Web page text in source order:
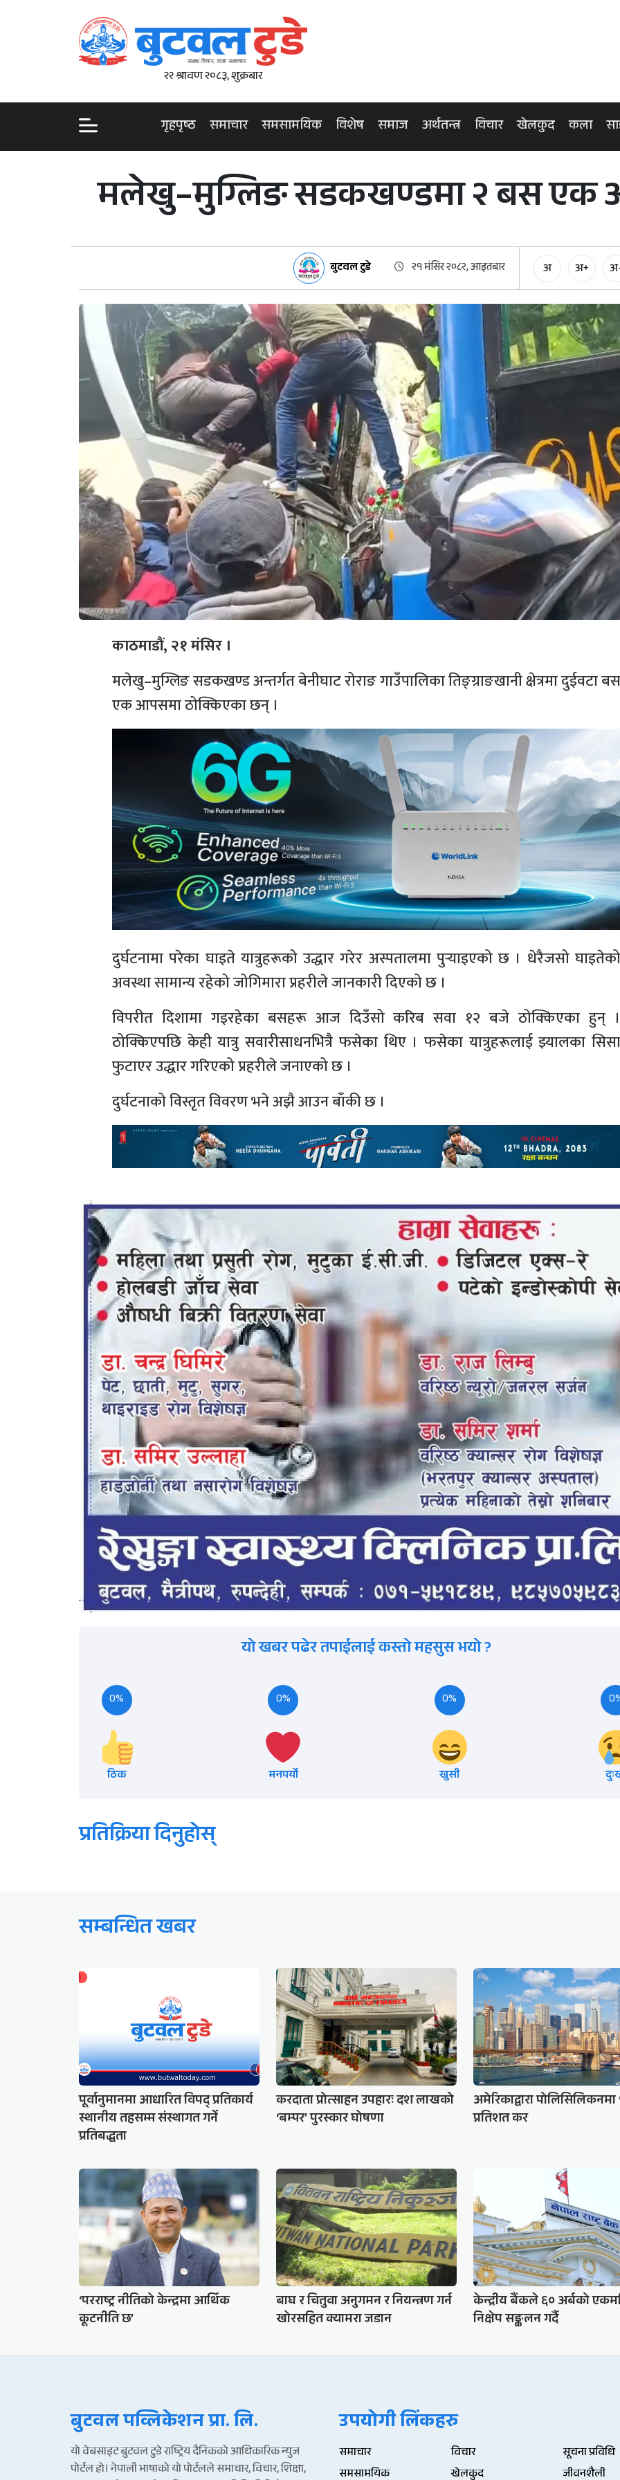
२२ श्रावण २०८३, शुक्रबार
गृहपृष्ठ समाचार समसामयिक विशेष समाज अर्थतन्त्र विचार खेलकुद कला
मलेखु–मुग्लिङ सडकखण्डमा २ बस एक
बुटवल टुडे २१ मंसिर २०८२, आइतबार अ अ+
काठमाडौं, २१ मंसिर ।
मलेखु–मुग्लिङ सडकखण्ड अन्तर्गत बेनीघाट रोराङ गाउँपालिका तिङ्ग्राङखानी क्षेत्रमा दुईवटा बस
एक आपसमा ठोक्किएका छन् ।
दुर्घटनामा परेका घाइते यात्रुहरूको उद्धार गरेर अस्पतालमा पुर्‍याइएको छ । धेरैजसो घाइतेको
अवस्था सामान्य रहेको जोगिमारा प्रहरीले जानकारी दिएको छ ।
विपरीत दिशामा गइरहेका बसहरू आज दिउँसो करिब सवा १२ बजे ठोक्किएका हुन् ।
ठोक्किएपछि केही यात्रु सवारीसाधनभित्रै फसेका थिए । फसेका यात्रुहरूलाई झ्यालका सिसा
फुटाएर उद्धार गरिएको प्रहरीले जनाएको छ ।
दुर्घटनाको विस्तृत विवरण भने अझै आउन बाँकी छ ।
यो खबर पढेर तपाईलाई कस्तो महसुस भयो ?
0%
ठिक
0%
मनपर्यो
0%
खुसी
प्रतिक्रिया दिनुहोस्
सम्बन्धित खबर
पूर्वानुमानमा आधारित विपद् प्रतिकार्य
स्थानीय तहसम्म संस्थागत गर्ने
प्रतिबद्धता
करदाता प्रोत्साहन उपहारः दश लाखको
‘बम्पर’ पुरस्कार घोषणा
अमेरिकाद्वारा
प्रतिशत कर
‘परराष्ट्र नीतिको केन्द्रमा आर्थिक
कूटनीति छ’
बाघ र चितुवा अनुगमन र नियन्त्रण गर्न
खोरसहित क्यामरा जडान
केन्द्रीय बैंकले ६० अर्बको
निक्षेप सङ्कलन गर्दै
बुटवल पव्लिकेशन प्रा. लि.
यो वेबसाइट बुटवल टुडे राष्ट्रिय दैनिकको आधिकारिक न्युज
पोर्टल हो। नेपाली भाषाको यो पोर्टलले समाचार, विचार, शिक्षा,
उपयोगी लिंकहरु
समाचार
समसामयिक
विचार
खेलकुद
सूचना प्रविधि
जीवनशैली